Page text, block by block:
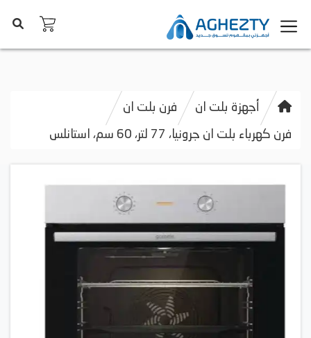
أجهزة بلت ان فرن بلت ان
فرن كهرباء بلت ان جرونيا، 77 لتر، 60 سم، استانلس